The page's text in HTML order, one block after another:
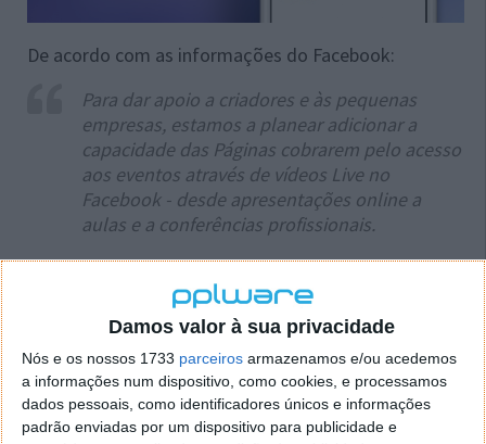
Damos valor à sua privacidade
Nós e os nossos 1733 parceiros armazenamos e/ou acedemos
a informações num dispositivo, como cookies, e processamos
dados pessoais, como identificadores únicos e informações
padrão enviadas por um dispositivo para publicidade e
De acordo com as informações do Facebook:
Para dar apoio a criadores e às pequenas
empresas, estamos a planear adicionar a
capacidade das Páginas cobrarem pelo acesso
aos eventos através de vídeos Live no
Facebook - desde apresentações online a
aulas e a conferências profissionais.
funcionalidade, nem quando chegará, sabendo-se
apenas que será nas próximas semanas. Há, no
entanto, algumas dúvidas que vão agora surgindo,
tais como se haverá um limite de valor cobrado,
quem poderá cobrar, como será feito o pagamento,
entre outras.